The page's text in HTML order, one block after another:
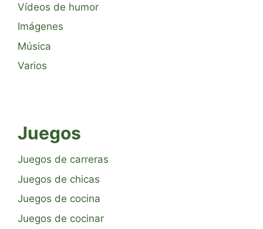
Vídeos de humor
Imágenes
Música
Varios
Juegos
Juegos de carreras
Juegos de chicas
Juegos de cocina
Juegos de cocinar